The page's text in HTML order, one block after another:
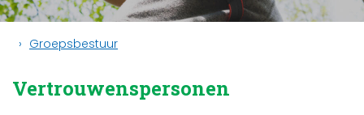
Groepsbestuur
Vertrouwenspersonen